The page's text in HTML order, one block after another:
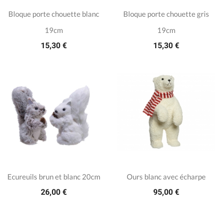
Bloque porte chouette blanc
19cm
15,30 €
Bloque porte chouette gris
19cm
15,30 €
Ecureuils brun et blanc 20cm
26,00 €
Ours blanc avec écharpe
95,00 €